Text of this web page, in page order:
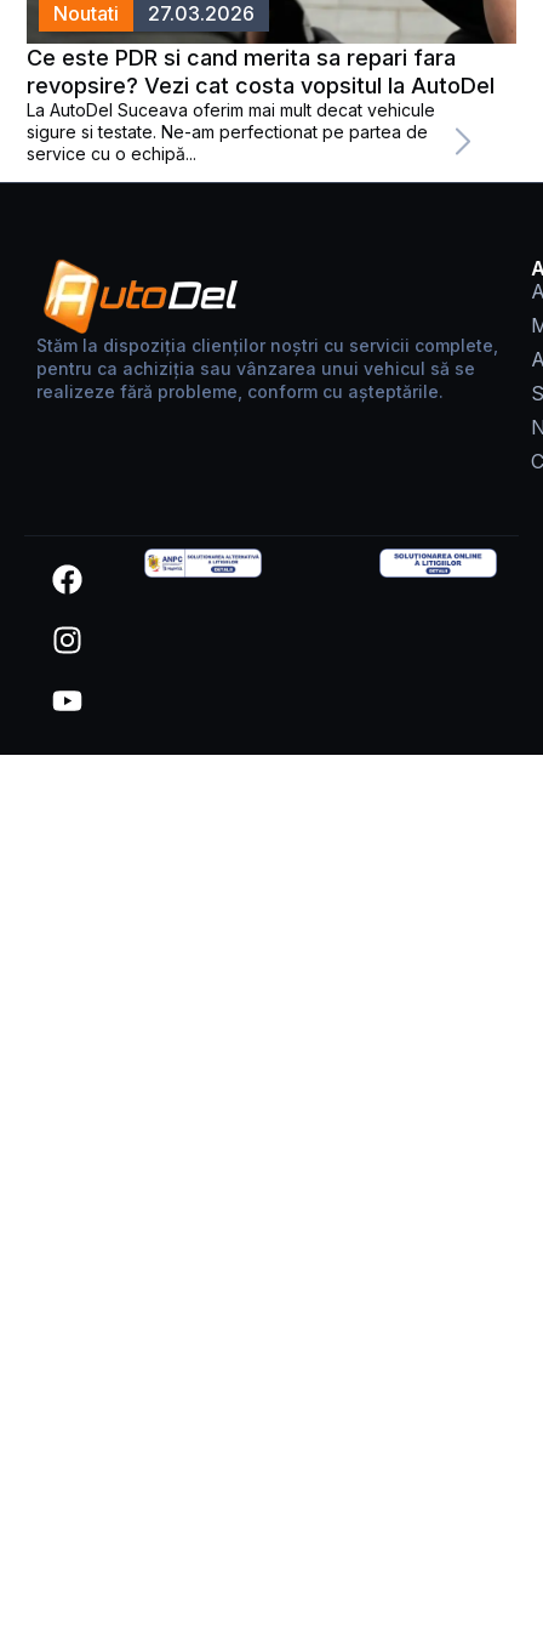
Noutati 27.03.2026
Ce este PDR si cand merita sa repari fara
revopsire? Vezi cat costa vopsitul la AutoDel
La AutoDel Suceava oferim mai mult decat vehicule
sigure si testate. Ne-am perfectionat pe partea de
service cu o echipă...
Stăm la dispoziția clienților noștri cu servicii complete,
pentru ca achiziția sau vânzarea unui vehicul să se
realizeze fără probleme, conform cu așteptările.
F
a
c
e
b
o
I
n
s
t
a
g
Y
o
u
t
u
b